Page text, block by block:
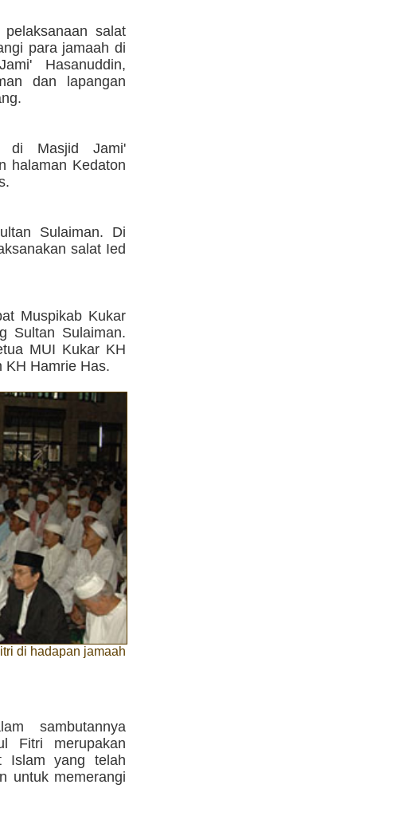
salat
para jamaah di
Hasanuddin,
dan lapangan
di Masjid Jami'
halaman Kedaton
Sulaiman. Di
salat Ied
Muspikab Kukar
Sultan Sulaiman.
MUI Kukar KH
KH Hamrie Has.
di hadapan jamaah
sambutannya
Fitri merupakan
Islam yang telah
untuk memerangi